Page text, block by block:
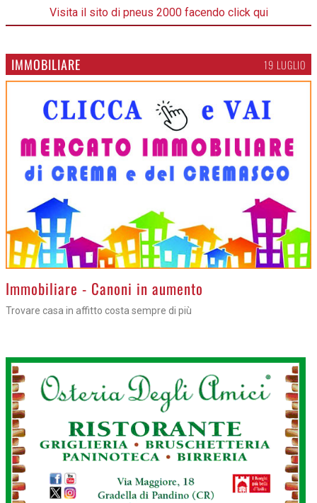
Visita il sito di pneus 2000 facendo click qui
IMMOBILIARE 19 LUGLIO
>Immobiliare - Canoni in aumento
Trovare casa in affitto costa sempre di più